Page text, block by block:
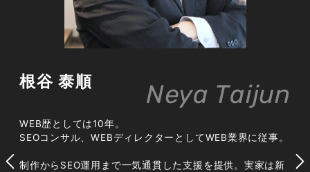
くための戦略の一環です。
Web制作業界の市場動向
Web制作業界の市場動向は、デジタル化の急速
な進展に伴って大きく変化しています。市場規模
根谷 泰順 Neya Taijun
WEB歴としては10年。
SEOコンサル、WEBディレクターとしてWEB業界に従事。
制作からSEO運用まで一気通貫した支援を提供。実家は新